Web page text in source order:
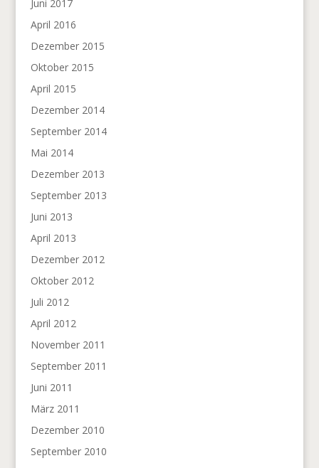
Juni 2017
April 2016
Dezember 2015
Oktober 2015
April 2015
Dezember 2014
September 2014
Mai 2014
Dezember 2013
September 2013
Juni 2013
April 2013
Dezember 2012
Oktober 2012
Juli 2012
April 2012
November 2011
September 2011
Juni 2011
März 2011
Dezember 2010
September 2010